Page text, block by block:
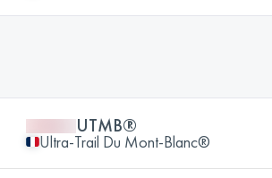
UTMB®
Ultra-Trail Du Mont-Blanc®